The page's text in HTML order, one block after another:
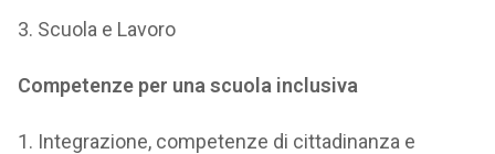
3. Scuola e Lavoro
Competenze per una scuola inclusiva
1. Integrazione, competenze di cittadinanza e